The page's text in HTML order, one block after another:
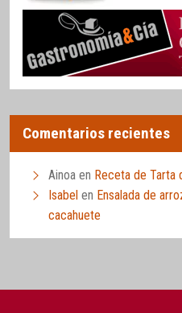
Comentarios recientes
Ainoa en Receta de Tarta
Isabel en Ensalada de
cacahuete